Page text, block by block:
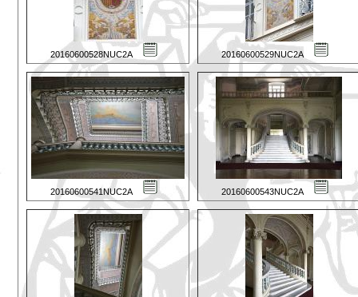
20160600528NUC2A 20160600529NUC2A
20160600541NUC2A 20160600543NUC2A